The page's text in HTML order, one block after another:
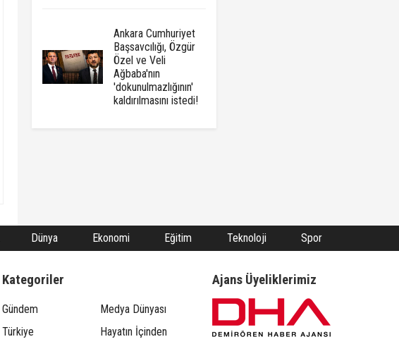
Ankara Cumhuriyet
Başsavcılığı, Özgür
Özel ve Veli
Ağbaba'nın
'dokunulmazlığının'
kaldırılmasını istedi!
Dünya Ekonomi Eğitim Teknoloji Spor
Kategoriler
Gündem
Medya Dünyası
Türkiye
Hayatın İçinden
Ajans Üyeliklerimiz